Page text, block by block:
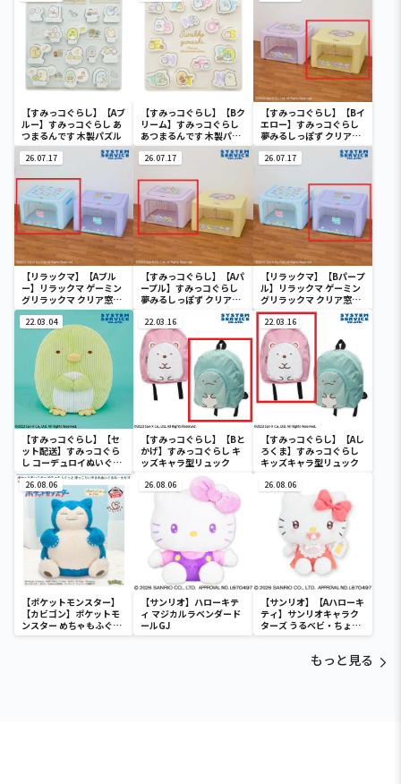
【すみっコぐらし】【Aブ
ルー】すみっコぐらし あ
つまるんです 木製パズル
【すみっコぐらし】【Bク
リーム】すみっコぐらし
あつまるんです 木製パズ
ル
【すみっコぐらし】【Bイ
エロー】すみっコぐらし
夢みるしっぽず クリア窓
付き収納ボックス
26.07.17
【リラックマ】【Aブル
ー】リラックマ ゲーミン
グリラックマ クリア窓付
き収納ボックス
26.07.17
【すみっコぐらし】【Aパ
ープル】すみっコぐらし
夢みるしっぽず クリア窓
26.07.17
【リラックマ】【Bパープ
ル】リラックマ ゲーミン
グリラックマ クリア窓付
き収納ボックス
22.03.04
【すみっコぐらし】【セ
ット配送】すみっコぐら
し コーデュロイぬいぐる
みXL プレミアム ぺんぎ
ん？
22.03.16
【すみっコぐらし】【Bと
かげ】すみっコぐらし キ
ッズキャラ型リュック
22.03.16
【すみっコぐらし】【Aし
ろくま】すみっコぐらし
キッズキャラ型リュック
26.08.06
【ポケットモンスター】
【カビゴン】ポケットモ
ンスター めちゃもふぐっ
と ほっこりいやされぬい
26.08.06
【サンリオ】ハローキテ
ィ マジカルラベンダード
ールGJ
26.08.06
【サンリオ】【Aハローキ
ティ】サンリオキャラク
ターズ うるベビ・ちょい
デカドール
もっと見る